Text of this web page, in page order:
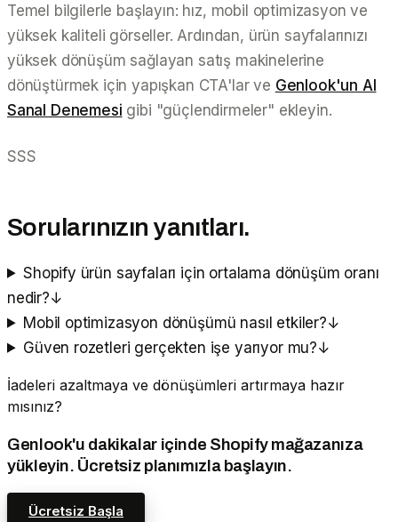
Temel bilgilerle başlayın: hız, mobil optimizasyon ve
yüksek kaliteli görseller. Ardından, ürün sayfalarınızı
yüksek dönüşüm sağlayan satış makinelerine
dönüştürmek için yapışkan CTA'lar ve Genlook'un AI
Sanal Denemesi gibi "güçlendirmeler" ekleyin.
SSS
Sorularınızın yanıtları.
Shopify ürün sayfaları için ortalama dönüşüm oranı
nedir?↓
Mobil optimizasyon dönüşümü nasıl etkiler?↓
Güven rozetleri gerçekten işe yarıyor mu?↓
İadeleri azaltmaya ve dönüşümleri artırmaya hazır
mısınız?
Genlook'u dakikalar içinde Shopify mağazanıza
yükleyin. Ücretsiz planımızla başlayın.
Ücretsiz Başla